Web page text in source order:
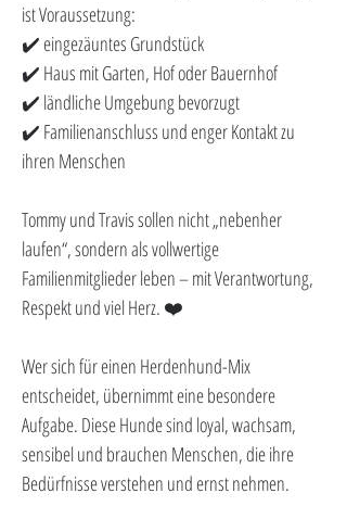
ist Voraussetzung:
✔️ eingezäuntes Grundstück
✔️ Haus mit Garten, Hof oder Bauernhof
✔️ ländliche Umgebung bevorzugt
✔️ Familienanschluss und enger Kontakt zu
ihren Menschen
Tommy und Travis sollen nicht „nebenher
laufen“, sondern als vollwertige
Familienmitglieder leben – mit Verantwortung,
Respekt und viel Herz. ❤️
Wer sich für einen Herdenhund-Mix
entscheidet, übernimmt eine besondere
Aufgabe. Diese Hunde sind loyal, wachsam,
sensibel und brauchen Menschen, die ihre
Bedürfnisse verstehen und ernst nehmen.